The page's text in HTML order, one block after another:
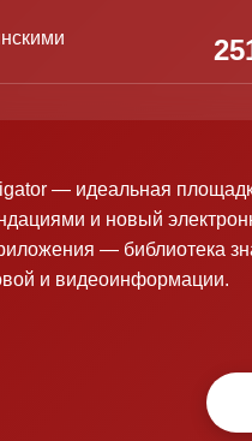
— идеальная
и новый
— библиотека
и видеоинформации.